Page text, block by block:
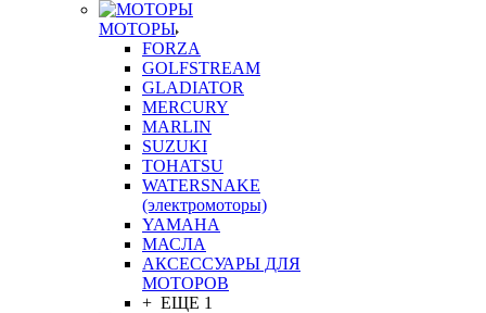
МОТОРЫ
FORZA
GOLFSTREAM
GLADIATOR
MERCURY
MARLIN
SUZUKI
TOHATSU
WATERSNAKE
(электромоторы)
YAMAHA
МАСЛА
АКСЕССУАРЫ ДЛЯ
МОТОРОВ
+ ЕЩЕ 1